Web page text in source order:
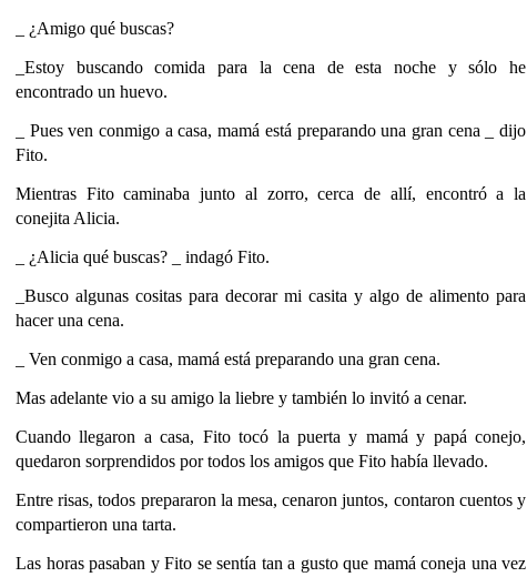
_ ¿Amigo qué buscas?
_Estoy buscando comida para la cena de esta noche y sólo he
encontrado un huevo.
_ Pues ven conmigo a casa, mamá está preparando una gran cena _ dijo
Fito.
Mientras Fito caminaba junto al zorro, cerca de allí, encontró a la
conejita Alicia.
_ ¿Alicia qué buscas? _ indagó Fito.
_Busco algunas cositas para decorar mi casita y algo de alimento para
hacer una cena.
_ Ven conmigo a casa, mamá está preparando una gran cena.
Mas adelante vio a su amigo la liebre y también lo invitó a cenar.
Cuando llegaron a casa, Fito tocó la puerta y mamá y papá conejo,
quedaron sorprendidos por todos los amigos que Fito había llevado.
Entre risas, todos prepararon la mesa, cenaron juntos, contaron cuentos y
compartieron una tarta.
Las horas pasaban y Fito se sentía tan a gusto que mamá coneja una vez